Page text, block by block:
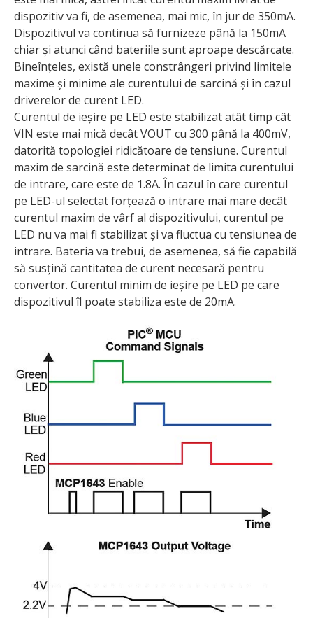
dispozitiv va fi, de asemenea, mai mic, în jur de 350mA.
Dispozitivul va continua să furnizeze până la 150mA
chiar și atunci când bateriile sunt aproape descărcate.
Bineînțeles, există unele constrângeri privind limitele
maxime și minime ale curentului de sarcină și în cazul
driverelor de curent LED.
Curentul de ieșire pe LED este stabilizat atât timp cât
VIN este mai mică decât VOUT cu 300 până la 400mV,
datorită topologiei ridicătoare de tensiune. Curentul
maxim de sarcină este determinat de limita curentului
de intrare, care este de 1.8A. În cazul în care curentul
pe LED-ul selectat forțează o intrare mai mare decât
curentul maxim de vârf al dispozitivului, curentul pe
LED nu va mai fi stabilizat și va fluctua cu tensiunea de
intrare. Bateria va trebui, de asemenea, să fie capabilă
să susțină cantitatea de curent necesară pentru
convertor. Curentul minim de ieșire pe LED pe care
dispozitivul îl poate stabiliza este de 20mA.